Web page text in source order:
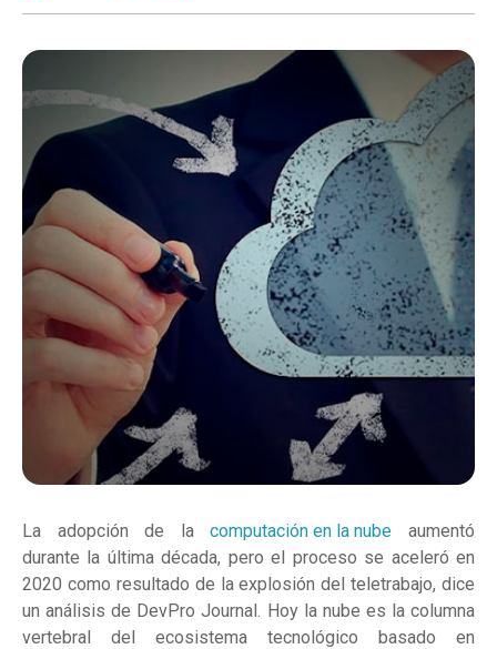
La adopción de lacomputación en la nube aumentó
durante la última década, pero el proceso se aceleró en
2020 como resultado de la explosión del teletrabajo, dice
un análisis de DevPro Journal. Hoy la nube es la columna
vertebral del ecosistema tecnológico basado en